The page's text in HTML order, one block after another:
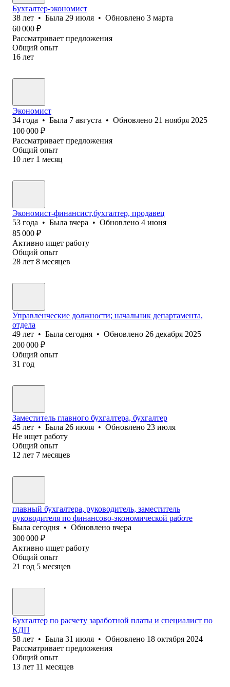
Бухгалтер-экономист
38 лет • Была 29 июля • Обновлено 3 марта
60 000 ₽
Рассматривает предложения
Общий опыт
16 лет
Экономист
34 года • Была 7 августа • Обновлено 21 ноября 2025
100 000 ₽
Рассматривает предложения
Общий опыт
10 лет 1 месяц
Экономист-финансист,бухгалтер, продавец
53 года • Была вчера • Обновлено 4 июня
85 000 ₽
Активно ищет работу
Общий опыт
28 лет 8 месяцев
Управленческие должности; начальник департамента,
отдела
49 лет • Была сегодня • Обновлено 26 декабря 2025
200 000 ₽
Общий опыт
31 год
Заместитель главного бухгалтера, бухгалтер
45 лет • Была 26 июля • Обновлено 23 июля
Не ищет работу
Общий опыт
12 лет 7 месяцев
главный бухгалтера, руководитель, заместитель
руководителя по финансово-экономической работе
Была сегодня • Обновлено вчера
300 000 ₽
Активно ищет работу
Общий опыт
21 год 5 месяцев
Бухгалтер по расчету заработной платы и специалист по
КДП
58 лет • Была 31 июля • Обновлено 18 октября 2024
Рассматривает предложения
Общий опыт
13 лет 11 месяцев